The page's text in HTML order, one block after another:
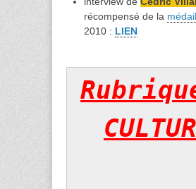
récompensé de la
2010 : LIEN